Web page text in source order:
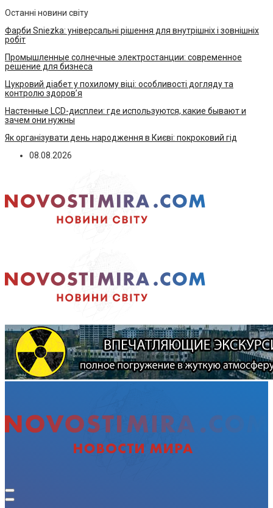
Останні новини світу
Фарби Sniezka: універсальні рішення для внутрішніх і зовнішніх
робіт
Промышленные солнечные электростанции: современное
решение для бизнеса
Цукровий діабет у похилому віці: особливості догляду та
контролю здоров’я
Настенные LCD-дисплеи: где используются, какие бывают и
зачем они нужны
Як організувати день народження в Києві: покроковий гід
08.08.2026